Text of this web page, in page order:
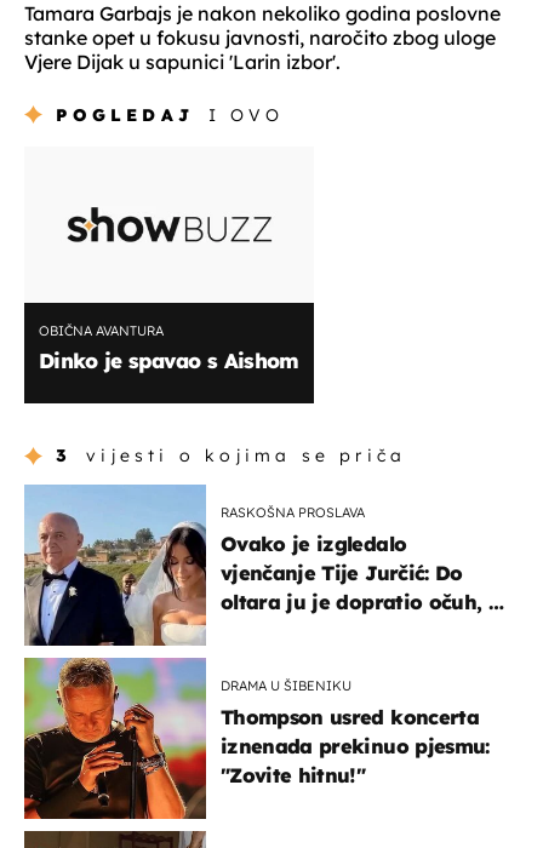
Tamara Garbajs je nakon nekoliko godina poslovne
stanke opet u fokusu javnosti, naročito zbog uloge
Vjere Dijak u sapunici 'Larin izbor'.
POGLEDAJ I OVO
OBIČNA AVANTURA
Dinko je spavao s Aishom
3 vijesti o kojima se priča
RASKOŠNA PROSLAVA
Ovako je izgledalo
vjenčanje Tije Jurčić: Do
oltara ju je dopratio očuh, a
DRAMA U ŠIBENIKU
Thompson usred koncerta
iznenada prekinuo pjesmu:
"Zovite hitnu!"